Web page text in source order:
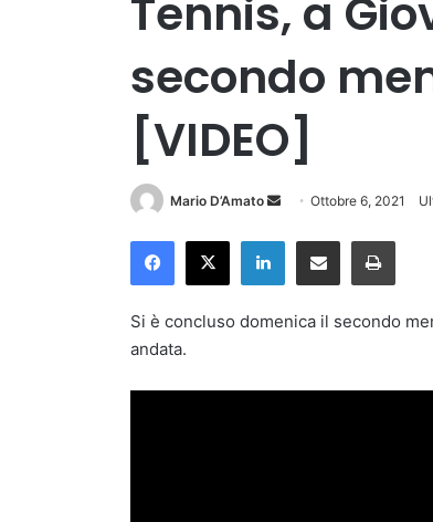
Tennis, a
secondo
[VIDEO]
Mario D’Amato
Invia Ottobre 6, 2021
Facebook
X LinkedIn
Condividi via Email
Si è concluso domenica il secondo
andata.